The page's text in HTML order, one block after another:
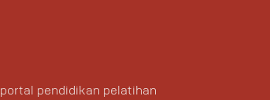
pendidikan pelatihan